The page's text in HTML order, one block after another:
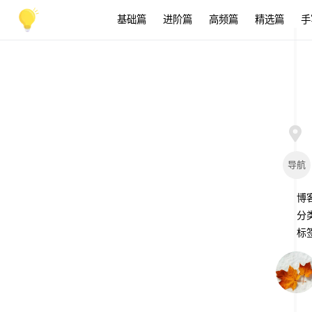
基础篇 进阶篇 高频篇 精选篇
导航
博
分
标